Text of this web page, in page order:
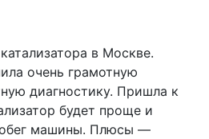
в Москве.
очень грамотную
диагностику. Пришла к
будет проще и
машины. Плюсы —